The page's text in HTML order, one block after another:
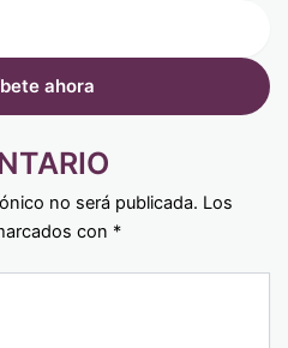
no será publicada. Los
con *